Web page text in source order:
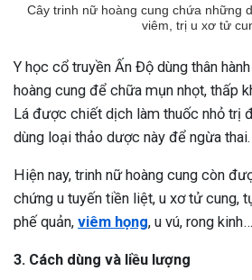
Cây trinh nữ hoàng cung chứa những
viêm, trị u xơ tử
Y học cổ truyền Ấn Độ dùng thân
hoàng cung để chữa mụn nhọt, thấp
Lá được chiết dịch làm thuốc nhỏ trị
dùng loại thảo dược này để ngừa thai.
Hiện nay, trinh nữ hoàng cung còn
chứng u tuyến tiền liệt, u xơ tử cung,
phế quản, viêm họng, u vú, rong kinh…
3. Cách dùng và liều lượng